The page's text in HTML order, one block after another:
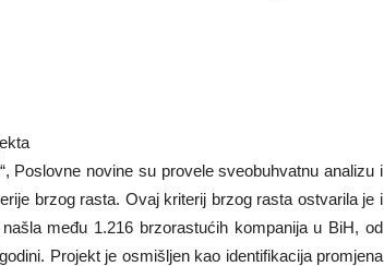
Poslovne novine su provele sveobuhvatnu analizu i
brzog rasta. Ovaj kriterij brzog rasta ostvarila je i
među 1.216 brzorastućih kompanija u BiH, od
Projekt je osmišljen kao identifikacija promjena